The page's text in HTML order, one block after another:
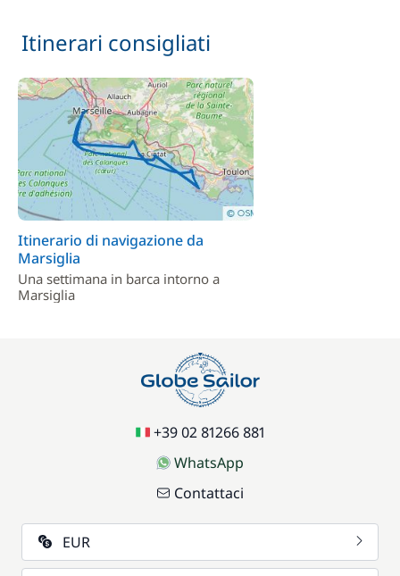
Itinerari consigliati
Itinerario di navigazione da
Marsiglia
Una settimana in barca intorno a
Marsiglia
+39 02 81266 881
WhatsApp
Contattaci
EUR